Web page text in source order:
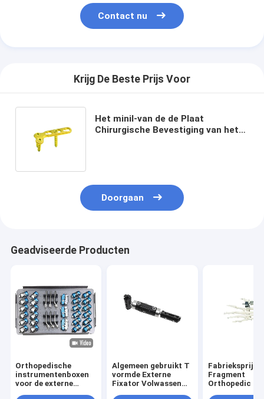
Contact nu
Krijg De Beste Prijs Voor
Het minil-van de de Plaat
Chirurgische Bevestiging van het
Doorgaan
Geadviseerde Producten
Orthopedische
instrumentenboxen
voor de externe
Algemeen gebruikt T
vormde Externe
Fixator Volwassen
Fabrieksprijs
Fragment
Orthopedic